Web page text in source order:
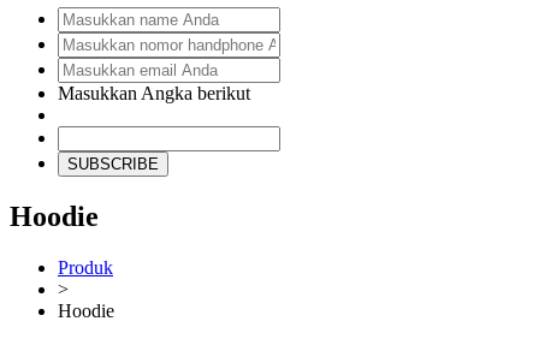
Masukkan Angka berikut
SUBSCRIBE
Hoodie
Produk
>
Hoodie